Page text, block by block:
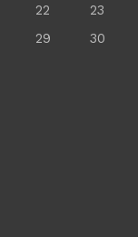
22
23
29
30